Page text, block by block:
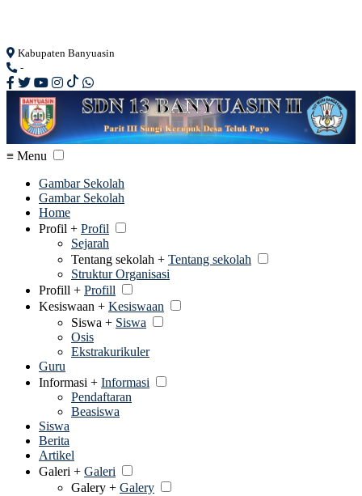
Kabupaten Banyuasin
-
≡ Menu
Gambar Sekolah
Gambar Sekolah
Home
Profil + Profil
Sejarah
Tentang sekolah + Tentang sekolah
Struktur Organisasi
Profill + Profill
Kesiswaan + Kesiswaan
Siswa + Siswa
Osis
Ekstrakurikuler
Guru
Informasi + Informasi
Pendaftaran
Beasiswa
Siswa
Berita
Artikel
Galeri + Galeri
Galery + Galery